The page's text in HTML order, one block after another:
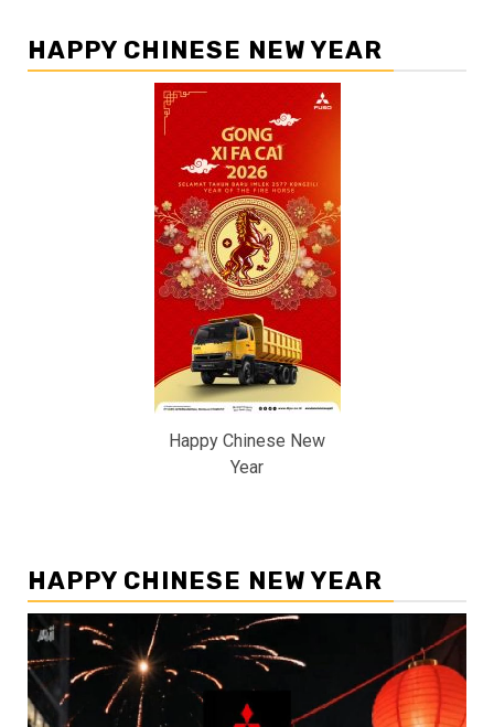
HAPPY CHINESE NEW YEAR
Happy Chinese New
Year
HAPPY CHINESE NEW YEAR
Pemutar